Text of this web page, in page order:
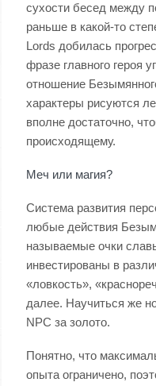
сухости бесед между
раньше в какой-то
Lords добилась
фразе главного героя
отношение
характеры рисуются
вполне достаточно,
происходящему.
Меч или магия?
Система развития
любые действия
называемые очки
инвестированы в
«ловкость»,
далее. Научиться же
NPC за золото.
Понятно, что
опыта ограничено,